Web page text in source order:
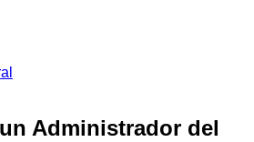
Administrador del